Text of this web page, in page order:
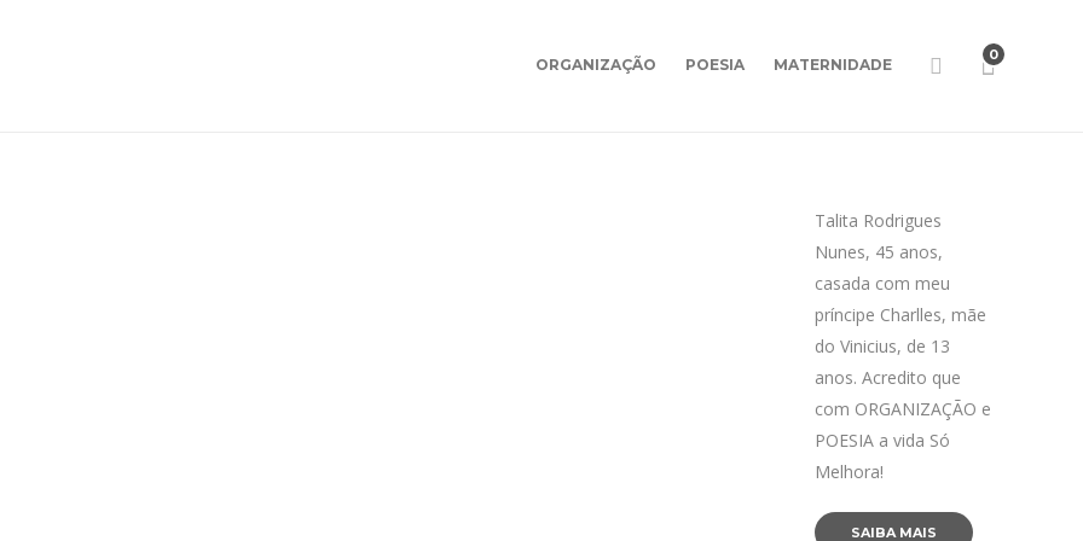
ORGANIZAÇÃO POESIA MATERNIDADE
0
Talita Rodrigues
Nunes, 45 anos,
casada com meu
príncipe Charlles, mãe
do Vinicius, de 13
anos. Acredito que
com ORGANIZAÇÃO e
POESIA a vida Só
Melhora!
SAIBA MAIS